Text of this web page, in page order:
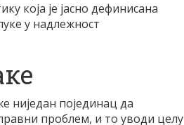
која је јасно дефинисана
у надлежност
ниједан појединац да
проблем, и то уводи целу